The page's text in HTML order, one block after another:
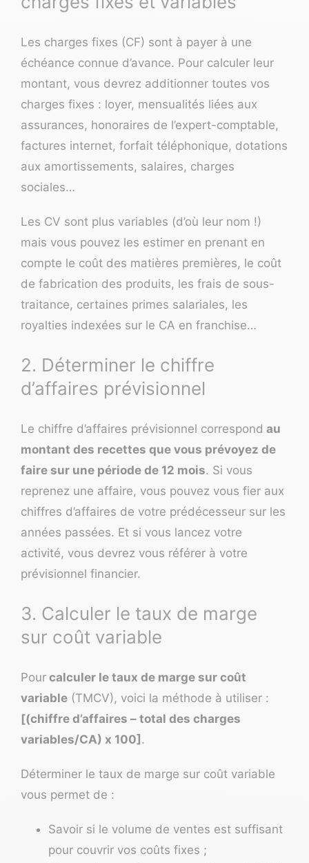
Les charges fixes (CF) sont à payer à une
échéance connue d’avance. Pour calculer leur
montant, vous devrez additionner toutes vos
charges fixes : loyer, mensualités liées aux
assurances, honoraires de l’expert-comptable,
factures internet, forfait téléphonique, dotations
aux amortissements, salaires, charges
sociales…
Les CV sont plus variables (d’où leur nom !)
mais vous pouvez les estimer en prenant en
compte le coût des matières premières, le coût
de fabrication des produits, les frais de sous-
traitance, certaines primes salariales, les
royalties indexées sur le CA en franchise…
2. Déterminer le chiffre
d’affaires prévisionnel
Le chiffre d’affaires prévisionnel correspond au
montant des recettes que vous prévoyez de
faire sur une période de 12 mois. Si vous
reprenez une affaire, vous pouvez vous fier aux
chiffres d’affaires de votre prédécesseur sur les
années passées. Et si vous lancez votre
activité, vous devrez vous référer à votre
prévisionnel financier.
3. Calculer le taux de marge
sur coût variable
Pour calculer le taux de marge sur coût
variable (TMCV), voici la méthode à utiliser :
[(chiffre d’affaires – total des charges
variables/CA) x 100] .
Déterminer le taux de marge sur coût variable
vous permet de :
Savoir si le volume de ventes est suffisant
pour couvrir vos coûts fixes ;